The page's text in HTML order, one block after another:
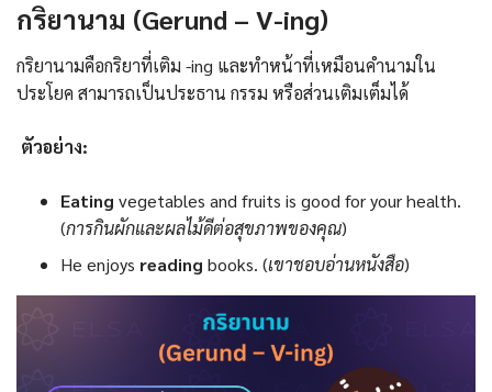
กริยานาม (Gerund – V-ing)
กริยานามคือกริยาที่เติม -ing และทำหน้าที่เหมือนคำนามใน
ประโยค สามารถเป็นประธาน กรรม หรือส่วนเติมเต็มได้
ตัวอย่าง:
Eating vegetables and fruits is good for your health.
(การกินผักและผลไม้ดีต่อสุขภาพของคุณ)
He enjoys reading books. (เขาชอบอ่านหนังสือ)